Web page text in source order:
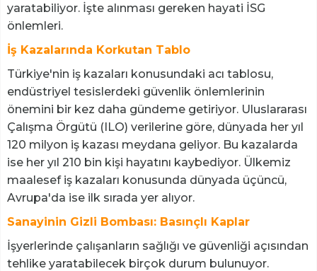
yaratabiliyor. İşte alınması gereken hayati İSG
önlemleri.
İş Kazalarında Korkutan Tablo
Türkiye'nin iş kazaları konusundaki acı tablosu,
endüstriyel tesislerdeki güvenlik önlemlerinin
önemini bir kez daha gündeme getiriyor. Uluslararası
Çalışma Örgütü (ILO) verilerine göre, dünyada her yıl
120 milyon iş kazası meydana geliyor. Bu kazalarda
ise her yıl 210 bin kişi hayatını kaybediyor. Ülkemiz
maalesef iş kazaları konusunda dünyada üçüncü,
Avrupa'da ise ilk sırada yer alıyor.
Sanayinin Gizli Bombası: Basınçlı Kaplar
İşyerlerinde çalışanların sağlığı ve güvenliği açısından
tehlike yaratabilecek birçok durum bulunuyor.